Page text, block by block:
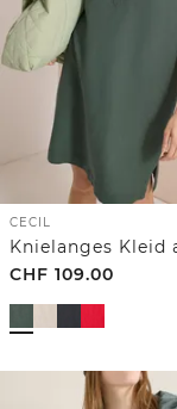
CECIL
CHF 109.00